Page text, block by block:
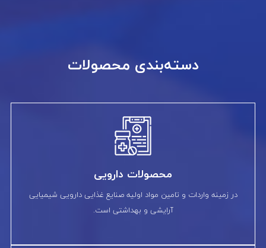
دسته‌بندی محصولات
محصولات دارویی
در زمینه واردات و تامین مواد اولیه صنایع غذایی دارویی شیمیایی
آرایشی و بهداشتی است.